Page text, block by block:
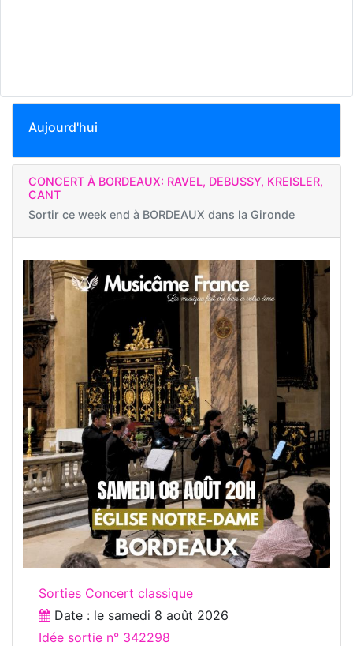
Aujourd'hui
CONCERT À BORDEAUX: RAVEL, DEBUSSY, KREISLER,
CANT
Sortir ce week end à BORDEAUX dans la Gironde
Sorties Concert classique
Date : le samedi 8 août 2026
Idée sortie n° 342298